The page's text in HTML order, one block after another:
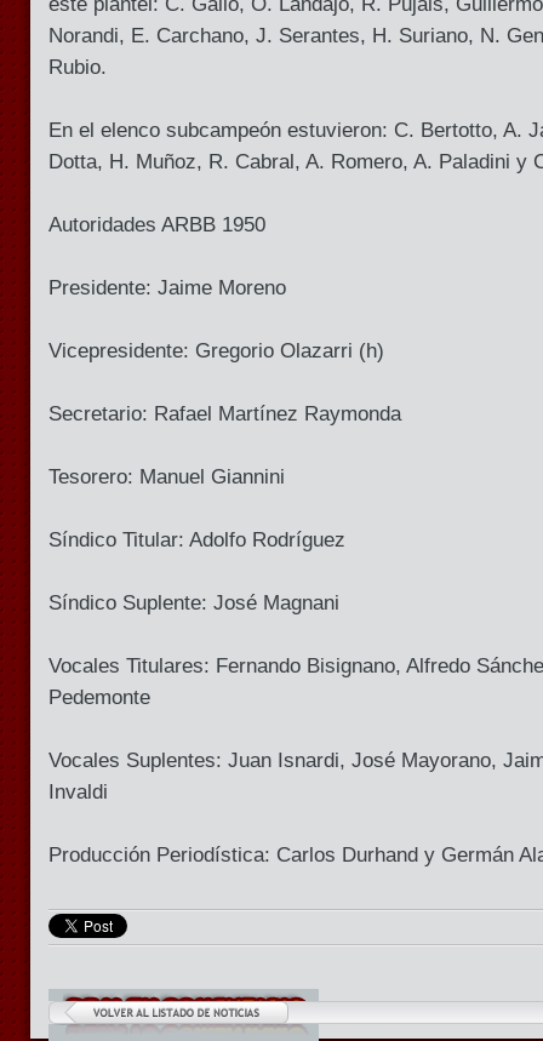
Norandi, E. Carchano, J. Serantes, H. Suriano, N.
Rubio.
En el elenco subcampeón estuvieron: C. Bertotto, A.
Dotta, H. Muñoz, R. Cabral, A. Romero, A. Paladini y
Autoridades ARBB 1950
Presidente: Jaime Moreno
Vicepresidente: Gregorio Olazarri (h)
Secretario: Rafael Martínez Raymonda
Tesorero: Manuel Giannini
Síndico Titular: Adolfo Rodríguez
Síndico Suplente: José Magnani
Vocales Titulares: Fernando Bisignano, Alfredo
Pedemonte
Vocales Suplentes: Juan Isnardi, José Mayorano,
Invaldi
Producción Periodística: Carlos Durhand y Germán